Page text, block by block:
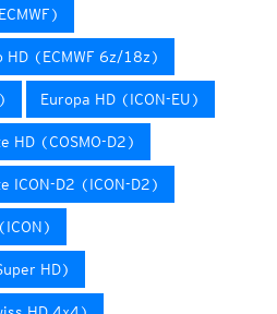
HD (ECMWF 6z/18z)
Europa HD (ICON-EU)
HD (COSMO-D2)
ICON-D2 (ICON-D2)
HD)